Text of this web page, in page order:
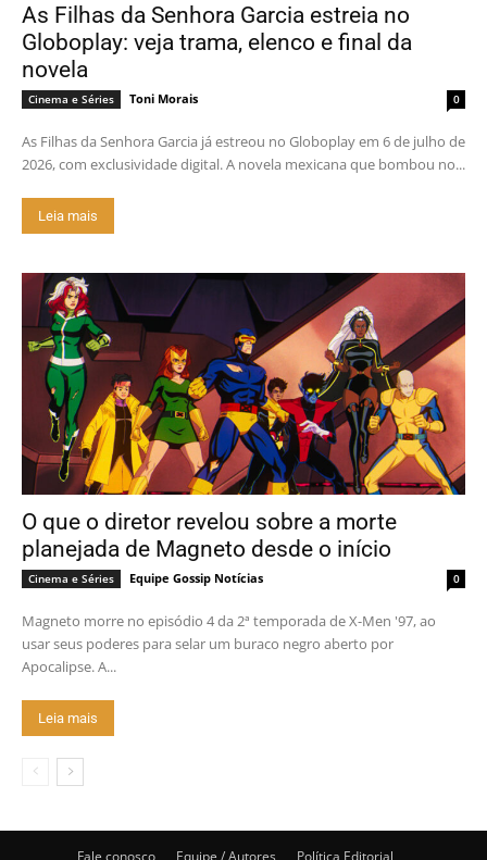
As Filhas da Senhora Garcia estreia no
Globoplay: veja trama, elenco e final da
novela
Cinema e Séries Toni Morais 0
As Filhas da Senhora Garcia já estreou no Globoplay em 6 de julho de
2026, com exclusividade digital. A novela mexicana que bombou no...
Leia mais
O que o diretor revelou sobre a morte
planejada de Magneto desde o início
Cinema e Séries Equipe Gossip Notícias 0
Magneto morre no episódio 4 da 2ª temporada de X-Men '97, ao
usar seus poderes para selar um buraco negro aberto por
Apocalipse. A...
Leia mais
Fale conosco Equipe / Autores Política Editorial